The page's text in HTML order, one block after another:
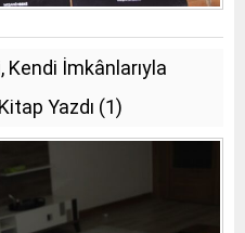
Kendi İmkânlarıyla
Yazdı (1)